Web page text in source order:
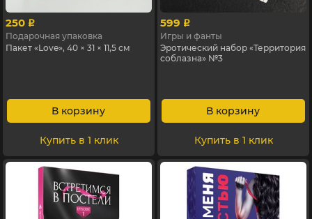
250 p
Подарочная упаковка
Пакет «Love», 40 × 31 × 11,5 см
В корзину
Купить в 1 клик
599 p
Игры и фанты
Эротический набор «Территория
соблазна» №3
В корзину
Купить в 1 клик